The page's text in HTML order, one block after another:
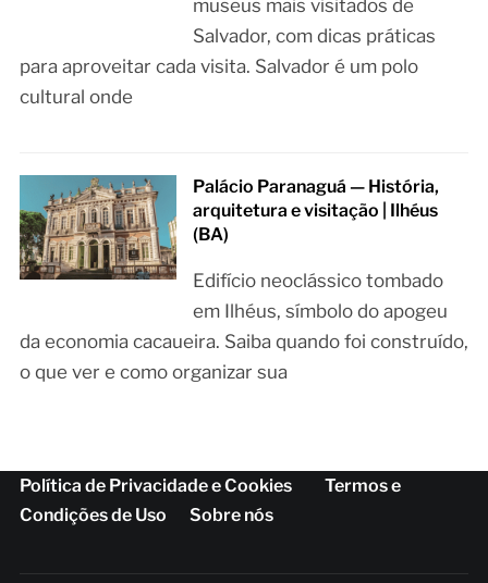
museus mais visitados de
Salvador, com dicas práticas
para aproveitar cada visita. Salvador é um polo
cultural onde
Palácio Paranaguá — História,
arquitetura e visitação | Ilhéus
(BA)
Edifício neoclássico tombado
em Ilhéus, símbolo do apogeu
da economia cacaueira. Saiba quando foi construído,
o que ver e como organizar sua
Política de Privacidade e Cookies
Termos e
Condições de Uso
Sobre nós